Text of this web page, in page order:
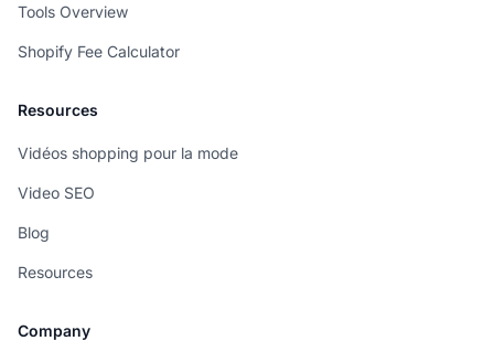
Tools Overview
Shopify Fee Calculator
Resources
Vidéos shopping pour la mode
Video SEO
Blog
Resources
Company